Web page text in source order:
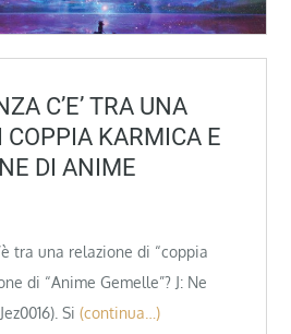
C’E’ TRA UNA
COPPIA KARMICA E
DI ANIME
tra una relazione di “coppia
di “Anime Gemelle”? J: Ne
Si (continua…)